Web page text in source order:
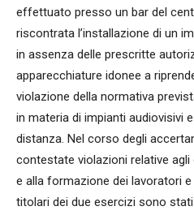
effettuato presso un bar del
riscontrata l’installazione di un
in assenza delle prescritte
apparecchiature idonee a
violazione della normativa
in materia di impianti audiovisivi
distanza. Nel corso degli
contestate violazioni relative
e alla formazione dei lavoratori e
titolari dei due esercizi sono